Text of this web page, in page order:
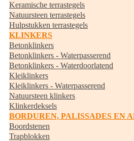
Keramische terrastegels
Natuursteen terrastegels
Hulpstukken terrastegels
KLINKERS
Betonklinkers
Betonklinkers - Waterpasserend
Betonklinkers - Waterdoorlatend
Kleiklinkers
Kleiklinkers - Waterpasserend
Natuursteen klinkers
Klinkerdeksels
BORDUREN, PALISSADES EN
Boordstenen
Trapblokken